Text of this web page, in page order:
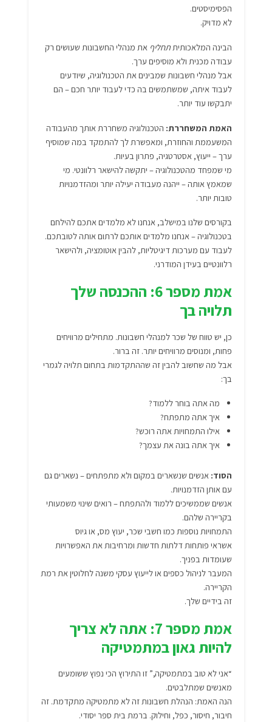
הפסימיסטים.
לא מדויק.
הבינה המלאכותיתתחליף את מנהלי החשבונות שעושים רק
עבודה מכנית ולא מוסיפים ערך.
אבל מנהלי חשבונות שמבינים את הטכנולוגיה, שיודעים
לעבוד איתה, שמשתמשים בה כדי לעבוד יותר חכם – הם
יתבקשו עוד יותר.
האמת המשחררת: הטכנולוגיה משחררת אותך מהעבודה
המשעממת והחוזרת, ומאפשרת לך להתמקד במה שמוסיף
ערך – ייעוץ, אסטרטגיה, פתרון בעיות.
מי שמפחד מהטכנולוגיה – יתקשה להישאר רלוונטי. מי
שמאמץ אותה – ייהנה מעבודה יעילה יותר ומהזדמנויות
טובות יותר.
בקורסים שלנו במישלב, אנחנו לא מלמדים אתכם להילחם
בטכנולוגיה – אנחנו מלמדים אותכם לרתום אותה לטובתכם.
לעבוד עם מערכות דיגיטליות, להבין אוטומציה, ולהישאר
רלוונטיים בעידן המודרני.
אמת מספר 6: ההכנסה שלך
תלויה בך
כן, יש טווח של שכר למנהלי חשבונות. מתחילים מרוויחים
פחות, ומנוסים מרוויחים יותר. זה ברור.
אבל מה שחשוב להבין זה שההתקדמות בתחום תלויה לגמרי
בך:
מה אתה בוחר ללמוד?
איך אתה מתפתח?
אילו התמחויות אתה רוכש?
איך אתה בונה את עצמך?
הסוד: אנשים שנשארים במקום ולא מתפתחים – נשארים גם
עם אותן הזדמנויות.
אנשים שממשיכים ללמוד ולהתפתח – רואים שינוי משמעותי
בקריירה שלהם.
התמחויות נוספות כמו חשבי שכר, יעוץ מס, או גיוס
אשראי פותחות דלתות חדשות ומרחיבות את האפשרויות
שעומדות בפניך.
המעבר לניהול כספים או לייעוץ עסקי משנה לחלוטין את רמת
הקריירה.
זה בידיים שלך.
אמת מספר 7: אתה לא צריך
להיות גאון במתמטיקה
“אני לא טוב במתמטיקה,” זו התירוץ הכי נפוץ ששומעים
מאנשים שמתלבטים.
הנה האמת: הנהלת חשבונות זה לא מתמטיקה מתקדמת. זה
חיבור, חיסור, כפל, וחילוק. ברמת בית ספר יסודי.